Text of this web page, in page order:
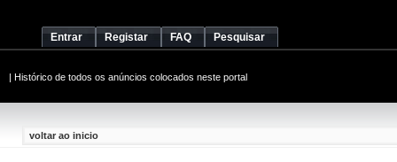
Entrar Registar FAQ Pesquisar
| Histórico de todos os anúncios colocados neste portal
voltar ao inicio